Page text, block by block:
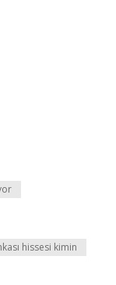
hissesi kimin